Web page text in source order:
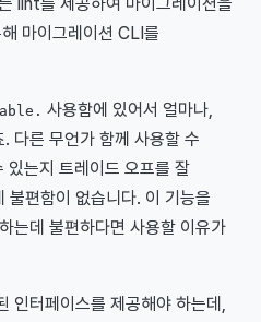
lint를 제공하여 마이그레이션을
마이그레이션 CLI를
사용함에 있어서 얼마나,
다른 무언가 함께 사용할 수
는지 트레이드 오프를 잘
불편함이 없습니다. 이 기능을
는데 불편하다면 사용할 이유가
인터페이스를 제공해야 하는데,